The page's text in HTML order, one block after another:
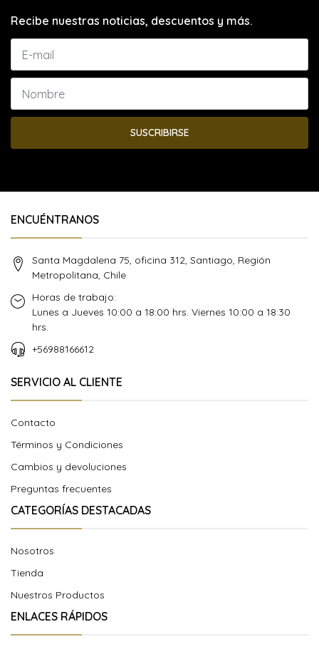
Recibe nuestras noticias, descuentos y más.
SUSCRIBIRSE
ENCUÉNTRANOS
Santa Magdalena 75, oficina 312, Santiago, Región
Metropolitana, Chile
Horas de trabajo:
Lunes a Jueves 10:00 a 18:00 hrs. Viernes 10:00 a 18:30
hrs.
+56988166612
SERVICIO AL CLIENTE
Contacto
Términos y Condiciones
Cambios y devoluciones
Preguntas frecuentes
CATEGORÍAS DESTACADAS
Nosotros
Tienda
Nuestros Productos
ENLACES RÁPIDOS